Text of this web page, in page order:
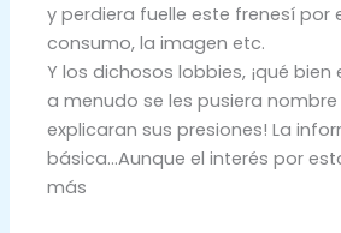
y perdiera fuelle este frenesí por
consumo, la imagen etc.
Y los dichosos lobbies, ¡qué
a menudo se les pusiera
explicaran sus presiones! La
básica…Aunque el interés por
más